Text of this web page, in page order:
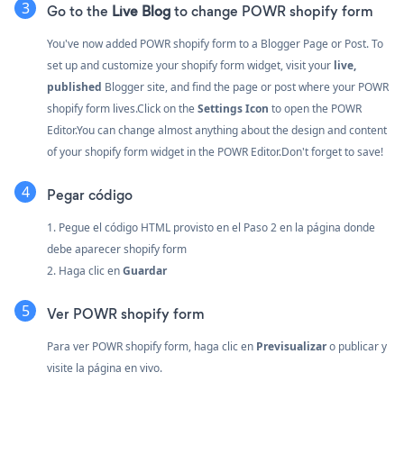
Go to the Live Blogto change POWR shopify form
You've now added POWR shopify form to a Blogger Page or Post. To
set up and customize your shopify form widget, visit your live,
published Blogger site, and find the page or post where your POWR
shopify form lives.Click on theSettings Icon to open the POWR
Editor.You can change almost anything about the design and content
of your shopify form widget in the POWR Editor.Don't forget to save!
Pegar código
1. Pegue el código HTML provisto en el Paso 2 en la página donde
debe aparecer shopify form
2. Haga clic enGuardar
Ver POWR shopify form
Para ver POWR shopify form, haga clic en Previsualizaro publicar y
visite la página en vivo.